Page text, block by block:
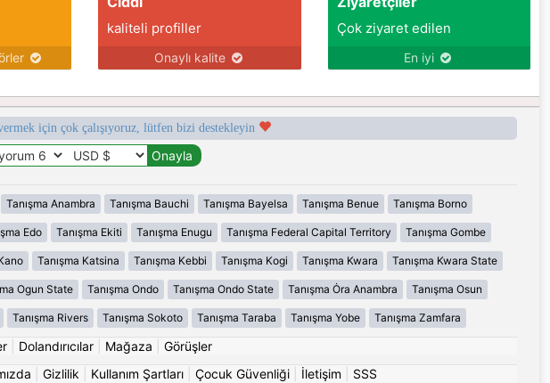
kaliteli profiller
Onaylı kalite
Çok ziyaret edilen
En iyi
için çok çalışıyoruz, lütfen bizi destekleyin
Tanışma Anambra Tanışma Bauchi Tanışma Bayelsa Tanışma Benue Tanışma Borno
Edo Tanışma Ekiti Tanışma Enugu Tanışma Federal Capital Territory Tanışma Gombe
Tanışma Katsina Tanışma Kebbi Tanışma Kogi Tanışma Kwara Tanışma Kwara State
Ogun State Tanışma Ondo Tanışma Ondo State Tanışma Ȯra Anambra Tanışma Osun
Tanışma Rivers Tanışma Sokoto Tanışma Taraba Tanışma Yobe Tanışma Zamfara
Dolandırıcılar Mağaza
Görüşler
Gizlilik Kullanım Şartları Çocuk Güvenliği İletişim SSS